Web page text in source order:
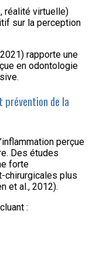
réalité virtuelle)
sur la perception
rapporte une
en odontologie
de la
perçue
Des études
forte
chirurgicales plus
et al., 2012).
: